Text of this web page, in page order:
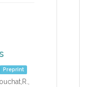
Preprint